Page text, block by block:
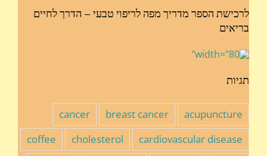
לרכישת הספר מדריך מפה לריפוי טבעי – הדרך לחיים
בריאים
תגיות
acupuncture
breast cancer
cancer
cardiovascular disease
cholesterol
coffee